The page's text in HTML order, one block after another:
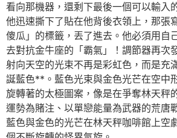
看向那機器，還剩下最後一個可以輸入
他迅速撕下了貼在他背後衣領上，那張
傻瓜」的標籤，丟了進去。他必須用自
去對抗金牛座的「霸氣」！調節器再次
射向天空的光束不再是彩虹色，而是充
誕藍色**。藍色光束與金色光芒在空中
旋轉著的太極圖案，像是在爭奪林天秤
運勢為賭注、以單戀能量為武器的荒唐
藍色與金色的光芒在林天秤咖啡館上空